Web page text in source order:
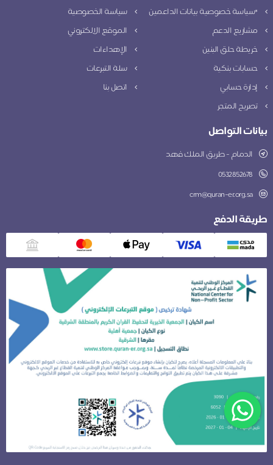
*سياسة خصوصية بيانات الداعمين
سياسة الخصوصية
مشاريع الدعم
الموقع الالكتروني
خريطة حلق البنين
الإهداءات
حسابات بنكية
سلة التبرعات
إدارة حسابي
اتصل بنا
تصريح المتجر
بيانات التواصل
الدمام - طريق الملك فهد
0532852678
crm@quran-er.org.sa
طريقة الدفع